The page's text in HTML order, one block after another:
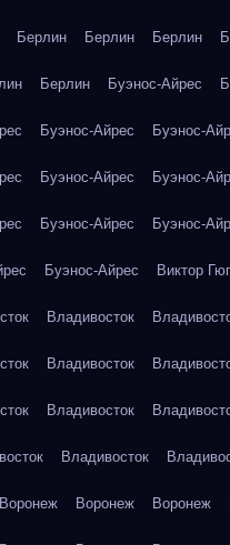
Берлин Берлин Берлин
Берлин Буэнос-Айрес
Буэнос-Айрес Буэнос-
Буэнос-Айрес Буэнос-
Буэнос-Айрес Буэнос-
Буэнос-Айрес Виктор
Владивосток
Владивосток
Владивосток
Владивосток
Воронеж Воронеж Воронеж